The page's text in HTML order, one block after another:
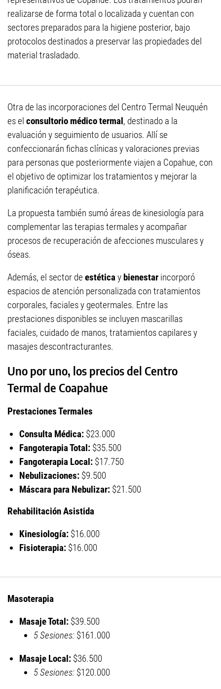
realizarse de forma total o localizada y cuentan con
sectores preparados para la higiene posterior, bajo
protocolos destinados a preservar las propiedades del
material trasladado.
Otra de las incorporaciones del Centro Termal Neuquén
es el consultorio médico termal, destinado a la
evaluación y seguimiento de usuarios. Allí se
confeccionarán fichas clínicas y valoraciones previas
para personas que posteriormente viajen a Copahue, con
el objetivo de optimizar los tratamientos y mejorar la
planificación terapéutica.
La propuesta también sumó áreas de kinesiología para
complementar las terapias termales y acompañar
procesos de recuperación de afecciones musculares y
óseas.
Además, el sector de estéticay bienestar incorporó
espacios de atención personalizada con tratamientos
corporales, faciales y geotermales. Entre las
prestaciones disponibles se incluyen mascarillas
faciales, cuidado de manos, tratamientos capilares y
masajes descontracturantes.
Uno por uno, los precios del Centro
Termal de Coapahue
Prestaciones Termales
Consulta Médica: $23.000
Fangoterapia Total: $35.500
Fangoterapia Local: $17.750
Nebulizaciones: $9.500
Máscara para Nebulizar: $21.500
Rehabilitación Asistida
Kinesiología: $16.000
Fisioterapia: $16.000
Masoterapia
Masaje Total: $39.500
5 Sesiones:$161.000
Masaje Local: $36.500
5 Sesiones:$120.000